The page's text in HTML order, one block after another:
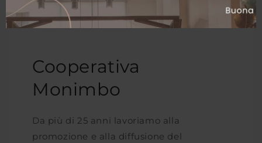
Cooperativa
Monimbo
Da più di 25 anni lavoriamo alla
promozione e alla diffusione del